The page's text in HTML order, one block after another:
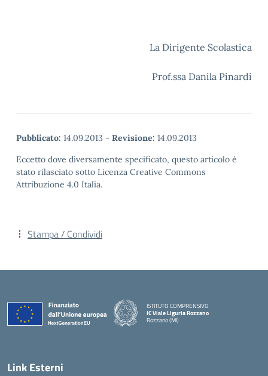
La Dirigente Scolastica
Prof.ssa Danila Pinardi
Pubblicato: 14.09.2013 - Revisione: 14.09.2013
Eccetto dove diversamente specificato, questo articolo è
stato rilasciato sotto Licenza Creative Commons
Attribuzione 4.0 Italia.
Stampa / Condividi
ISTITUTO COMPRENSIVO
IC Viale Liguria Rozzano
Rozzano (MI)
Link Esterni